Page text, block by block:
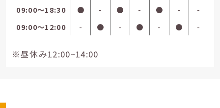
09:00〜18:30 ● - ● - ● -
-
09:00〜12:00
- ● - ● - ● -
※昼休み12:00~14:00